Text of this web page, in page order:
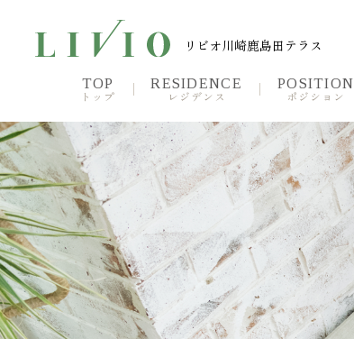
リビオ川崎鹿島田テラス
TOP
トップ
RESIDENCE
レジデンス
POSITION
ポジション
TOP
トップ
Plan
プランNEW